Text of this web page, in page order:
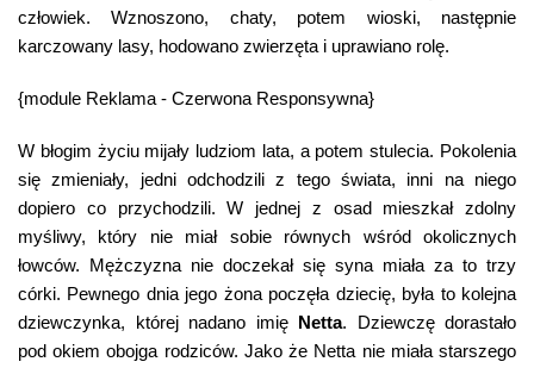
człowiek. Wznoszono, chaty, potem wioski, następnie
karczowany lasy, hodowano zwierzęta i uprawiano rolę.
{module Reklama - Czerwona Responsywna}
W błogim życiu mijały ludziom lata, a potem stulecia. Pokolenia
się zmieniały, jedni odchodzili z tego świata, inni na niego
dopiero co przychodzili. W jednej z osad mieszkał zdolny
myśliwy, który nie miał sobie równych wśród okolicznych
łowców. Mężczyzna nie doczekał się syna miała za to trzy
córki. Pewnego dnia jego żona poczęła dziecię, była to kolejna
dziewczynka, której nadano imię Netta. Dziewczę dorastało
pod okiem obojga rodziców. Jako że Netta nie miała starszego